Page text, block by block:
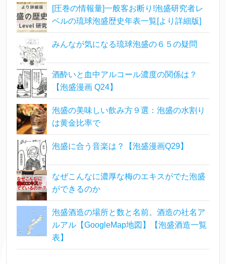
[圧巻の情報量]一般客お断り!泡盛研究者レ
ベルの琉球泡盛歴史年表一覧[より詳細版]
みんなが気になる琉球泡盛の６５の疑問
酒酔いと血中アルコール濃度の関係は？
【泡盛漫画 Q24】
泡盛の美味しい飲み方９選：泡盛の水割り
は黄金比率で
泡盛に合う音楽は？【泡盛漫画Q29】
なぜこんなに濃厚な梅のエキスがでた泡盛
ができるのか
泡盛酒造の場所と数と名前。酒造の社名ア
ルアル【GoogleMap地図】【泡盛酒造一覧
表】